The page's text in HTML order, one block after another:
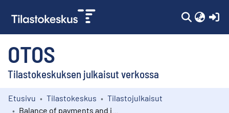
OTOS
Tilastokeskuksen julkaisut verkossa
Kokoelmat
Etusivu Tilastokeskus
Tilastojulkaisut